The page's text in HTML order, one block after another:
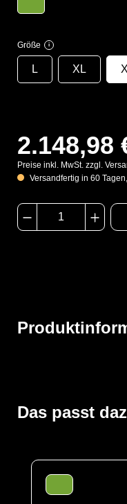
Größe i
L XL
2.148,98
Preise inkl. MwSt. zzgl.
Versandfertig in 60
Atemschutzes
Armenden befindet
Tropfrand
perfekte
Das passt